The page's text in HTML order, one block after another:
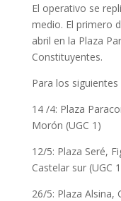
El operativo se
medio. El primero
abril en la Plaza
Constituyentes.
Para los
14 /4: Plaza
Morón (UGC 1)
12/5: Plaza Seré,
Castelar sur (UGC
26/5: Plaza Alsina,